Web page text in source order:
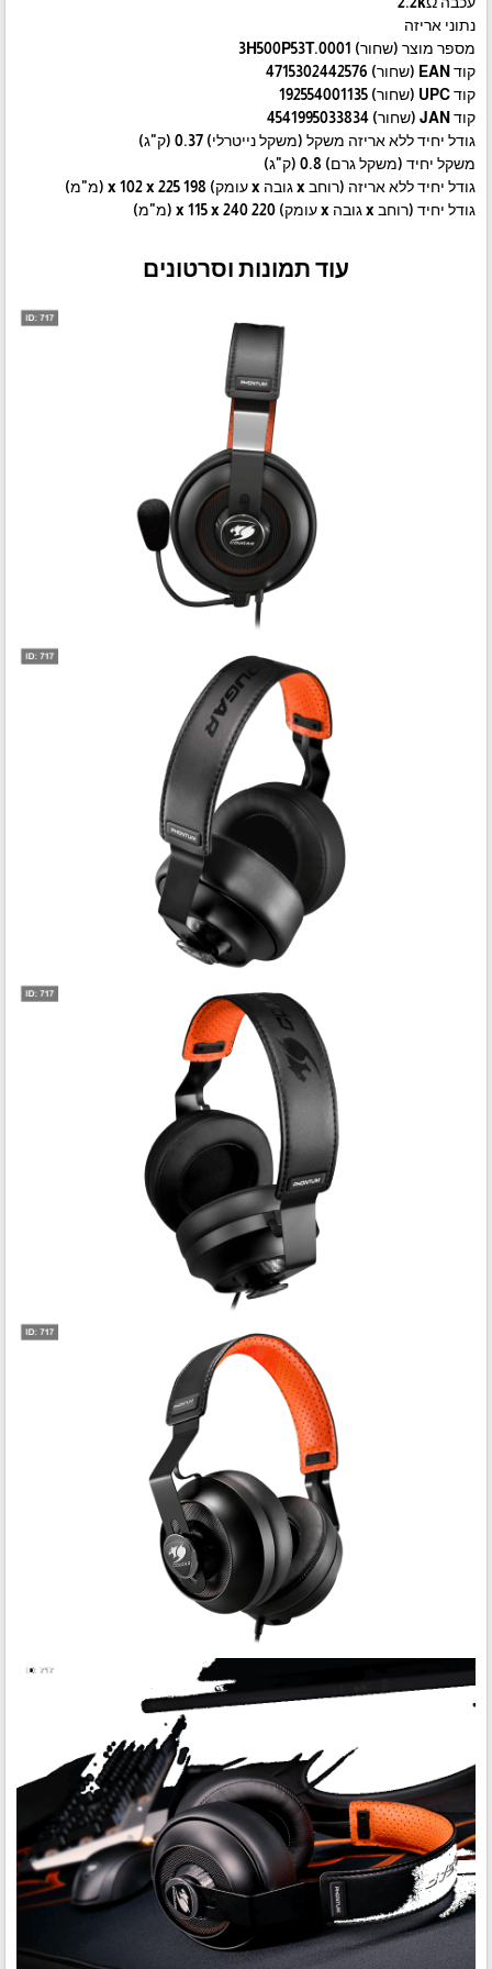
נתוני אריזה
מספר מוצר (שחור) 3H500P53T.0001
קוד EAN (שחור) 4715302442576
קוד UPC (שחור) 192554001135
קוד JAN (שחור) 4541995033834
גודל יחיד ללא אריזה משקל (משקל נייטרלי) 0.37 (ק"ג)
משקל יחיד (משקל גרם) 0.8 (ק"ג)
גודל יחיד ללא אריזה (רוחב x גובה x עומק) 198 x 102 x 225 (מ"מ)
גודל יחיד (רוחב x גובה x עומק) 220 x 115 x 240 (מ"מ)
עוד תמונות וסרטונים